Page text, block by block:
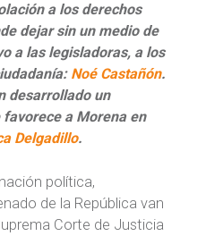
a los derechos
dejar sin un medio de
a las legisladoras, a los
Noé Castañón.
desarrollado un
a Morena en
Delgadillo.
política,
de la República van
Corte de Justicia